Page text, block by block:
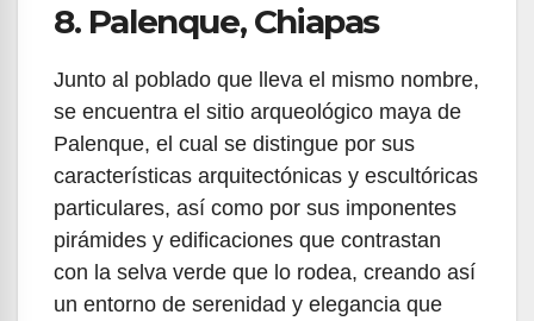
8. Palenque, Chiapas
Junto al poblado que lleva el mismo nombre,
se encuentra el sitio arqueológico maya de
Palenque, el cual se distingue por sus
características arquitectónicas y escultóricas
particulares, así como por sus imponentes
pirámides y edificaciones que contrastan
con la selva verde que lo rodea, creando así
un entorno de serenidad y elegancia que